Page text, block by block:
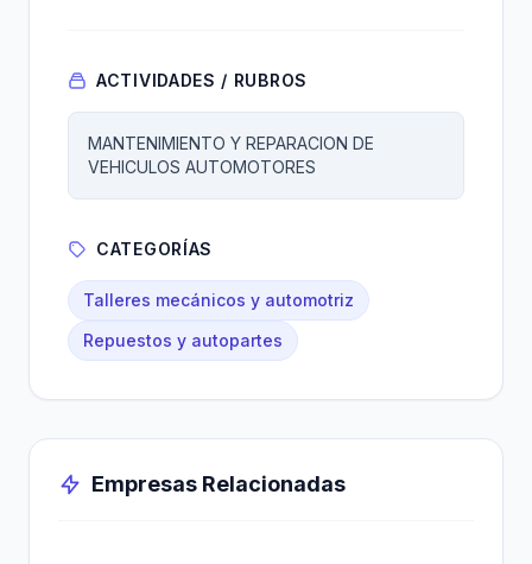
ACTIVIDADES / RUBROS
MANTENIMIENTO Y REPARACION DE
VEHICULOS AUTOMOTORES
CATEGORÍAS
Talleres mecánicos y automotriz
Repuestos y autopartes
Empresas Relacionadas